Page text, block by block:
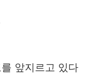
앞지르고 있다